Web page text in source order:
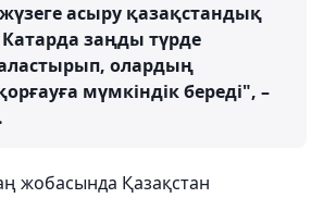
асыру қазақстандық
заңды түрде
олардың
мүмкіндік береді", –
жобасында Қазақстан